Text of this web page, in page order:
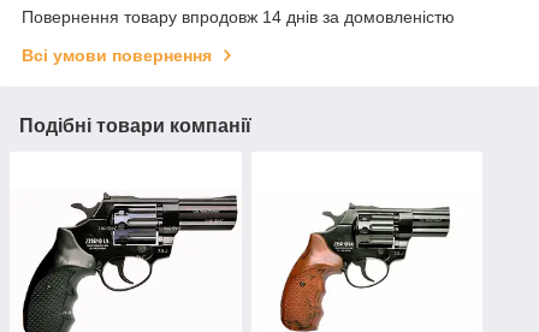
Повернення товару впродовж 14 днів за домовленістю
Всі умови повернення
Подібні товари компанії